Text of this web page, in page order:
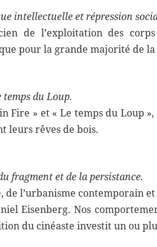
intellectuelle et répression
de l’exploitation des
pour la grande majorité de
temps du Loup.
Fire » et « Le temps du Loup
leurs rêves de bois.
fragment et de la persistance.
l’urbanisme contemporain
Eisenberg. Nos
du cinéaste investit un ou